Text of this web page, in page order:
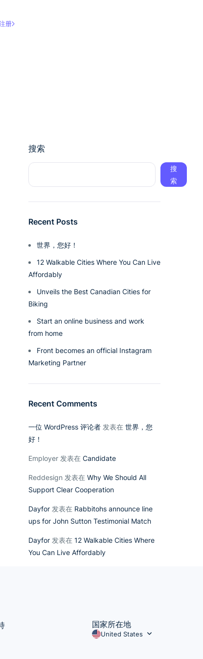
册
搜索
搜
索
Recent Posts
世界，您好！
12 Walkable Cities Where You Can Live
Affordably
Unveils the Best Canadian Cities for
Biking
Start an online business and work
from home
Front becomes an official Instagram
Marketing Partner
Recent Comments
一位 WordPress 评论者 发表在 世界，您
好！
Employer 发表在 Candidate
Reddesign 发表在 Why We Should All
Support Clear Cooperation
Dayfor 发表在 Rabbitohs announce line
ups for John Sutton Testimonial Match
Dayfor 发表在 12 Walkable Cities Where
You Can Live Affordably
国家所在地
United States